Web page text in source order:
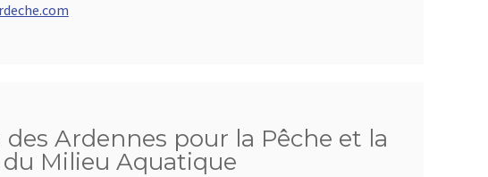
Ardennes pour la Pêche et la
Milieu Aquatique